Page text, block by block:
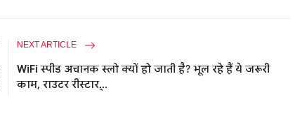
NEXT ARTICLE
WiFi स्पीड अचानक स्लो क्यों हो जाती है? भूल रहे हैं ये जरूरी
काम, राउटर रीस्टार्...